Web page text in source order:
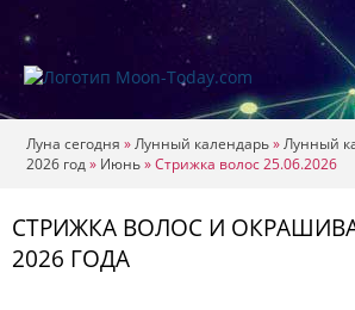
Луна сегодня »Лунный календарь»Лунный
2026 год» Июнь»Стрижка волос 25.06.2026
СТРИЖКА ВОЛОС И
2026 ГОДА